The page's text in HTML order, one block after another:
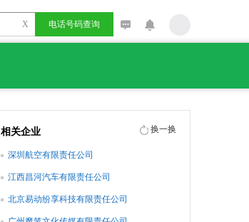
X 电话号码查询
相关企业 换一换
深圳航空有限责任公司
江西昌河汽车有限责任公司
北京易动纷享科技有限责任公司